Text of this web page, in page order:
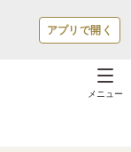
アプリで開く
メニュー